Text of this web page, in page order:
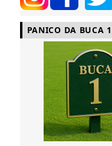
PANICO DA BUCA 1